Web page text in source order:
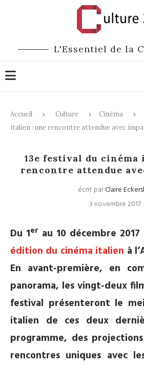
L'Essentiel de la
Accueil Culture Cinéma
italien : une rencontre attendue avec
Cinéma
13e festival du
rencontre attendue
écrit parClaire
3 novembre 2017
Du 1er au 10 décembre
édition du cinéma italien à
En avant-première, en
panorama, les vingt-deux
festival présenteront le
italien de ces deux
programme, des
rencontres uniques avec